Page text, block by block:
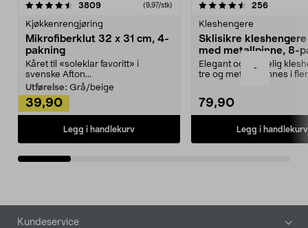
-
3809anmeldelser(9,97/stk)
Kjøkkenrengjøring
Mikrofiberklut 32 x 31 cm, 4-
pakning
Kåret til «soleklar favoritt» i
svenske Afton...
Utførelse: Grå/beige
39,90
Legg i handlekurv
4.5av 5 stjerner 256
Kleshengere
Sklisikre
med metallpinne, 8-
Elegant og skikkelig
tre og metall – finnes i
79,90
Legg i handlekurv
4.5av 5 stjerner
Bunntekst
Kundeservice